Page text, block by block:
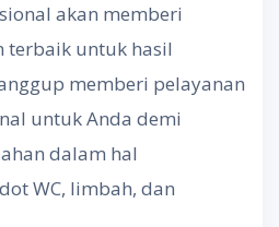
akan memberi
terbaik untuk hasil
memberi pelayanan
untuk Anda demi
dalam hal
WC, limbah, dan